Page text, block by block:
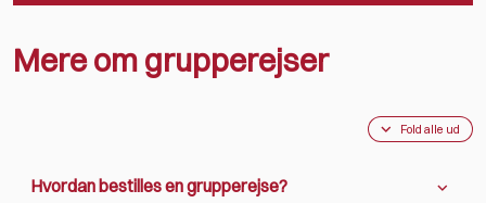
Mere om grupperejser
Fold alle ud
Hvordan bestilles en grupperejse?